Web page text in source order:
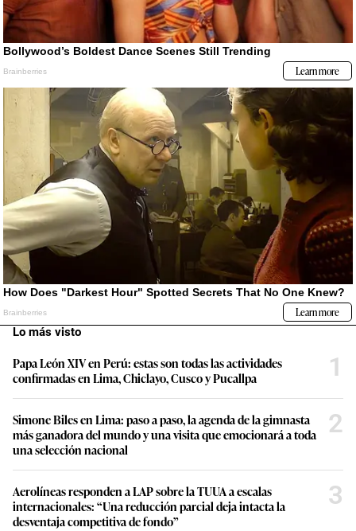
Lo más visto
Papa León XIV en Perú: estas son todas las actividades
confirmadas en Lima, Chiclayo, Cusco y Pucallpa
1
Simone Biles en Lima: paso a paso, la agenda de la gimnasta
más ganadora del mundo y una visita que emocionará a toda
una selección nacional
2
Aerolíneas responden a LAP sobre la TUUA a escalas
internacionales: “Una reducción parcial deja intacta la
desventaja competitiva de fondo”
3